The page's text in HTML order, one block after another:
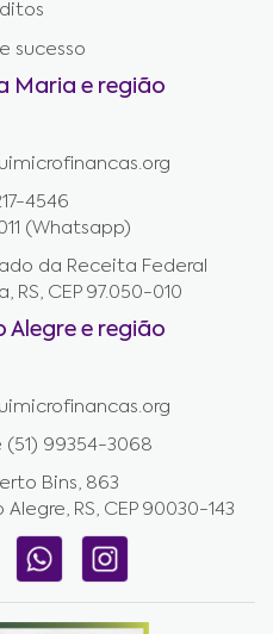
sucesso
Maria e região
4546
(Whatsapp)
da Receita Federal
RS, CEP 97.050-010
e região
(51) 99354-3068
Bins, 863
RS, CEP 90030-143